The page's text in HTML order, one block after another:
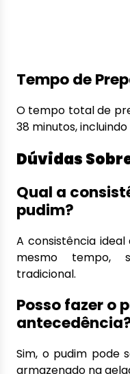
Tempo de
O tempo total de
38 minutos,
Dúvidas
Qual a
pudim?
A consistência
mesmo tempo,
tradicional.
Posso fazer o
Sim, o pudim pode
armazenado na